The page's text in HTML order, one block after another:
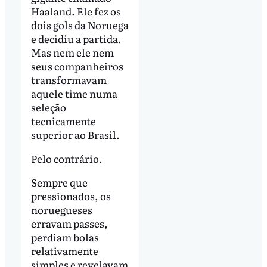
Haaland. Ele fez os
dois gols da Noruega
e decidiu a partida.
Mas nem ele nem
seus companheiros
transformavam
aquele time numa
seleção
tecnicamente
superior ao Brasil.
Pelo contrário.
Sempre que
pressionados, os
noruegueses
erravam passes,
perdiam bolas
relativamente